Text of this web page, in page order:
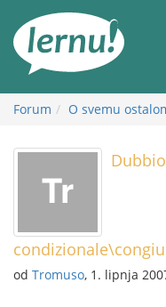
Forum O svemu
Dubbio
od Tromuso, 1. lipnja